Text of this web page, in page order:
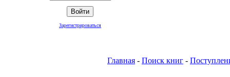
Зарегистрироваться
Главная - Поиск книг -